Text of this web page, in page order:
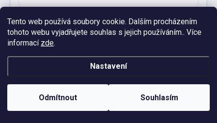
Tento web používá soubory cookie. Dalším procházením
tohoto webu vyjadřujete souhlas s jejich používáním.. Více
informací zde.
Nastavení
Odmítnout Souhlasím
Pro koho je tričko vhodné?
Jak správně vybrat velikost?